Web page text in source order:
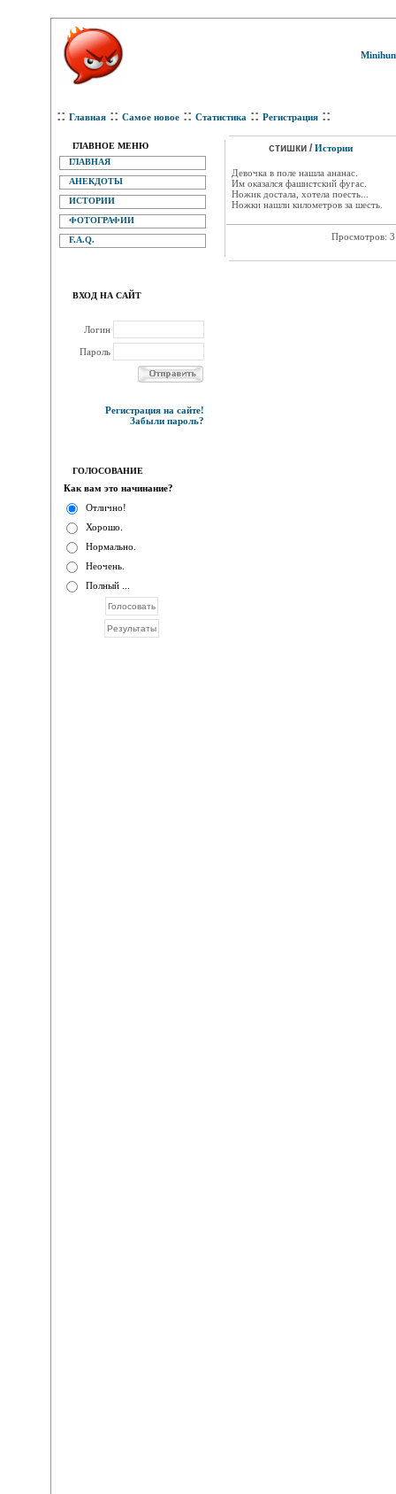
:: Главная :: Самое новое :: Статистика :: Регистрация ::
ГЛАВНОЕ МЕНЮ
ГЛАВНАЯ
АНЕКДОТЫ
ИСТОРИИ
ФОТОГРАФИИ
F.A.Q.
ВХОД НА САЙТ
Логин
Пароль
Регистрация на сайте!
Забыли пароль?
ГОЛОСОВАНИЕ
Как вам это начинание?
Отлично!
Хорошо.
Нормально.
Неочень.
Полный ...
стишки / Истории
Девочка в поле нашла ананас.
Им оказался фашистский фугас.
Ножик достала, хотела поесть...
Ножки нашли километров за шесть.
Просмотров: